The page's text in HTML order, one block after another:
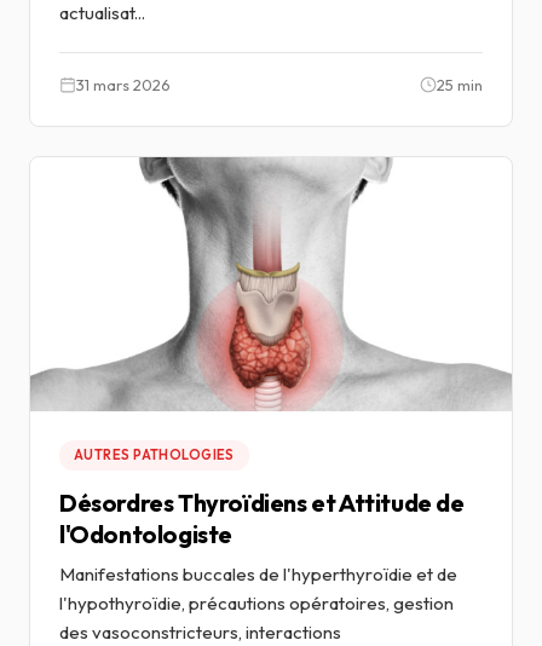
actualisat...
31 mars 2026 25 min
AUTRES PATHOLOGIES
Désordres Thyroïdiens et Attitude de
l'Odontologiste
Manifestations buccales de l'hyperthyroïdie et de
l'hypothyroïdie, précautions opératoires, gestion
des vasoconstricteurs, interactions